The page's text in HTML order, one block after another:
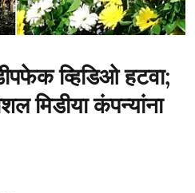
व्हिडिओ हटवा;
मिडीया कंपन्यांना